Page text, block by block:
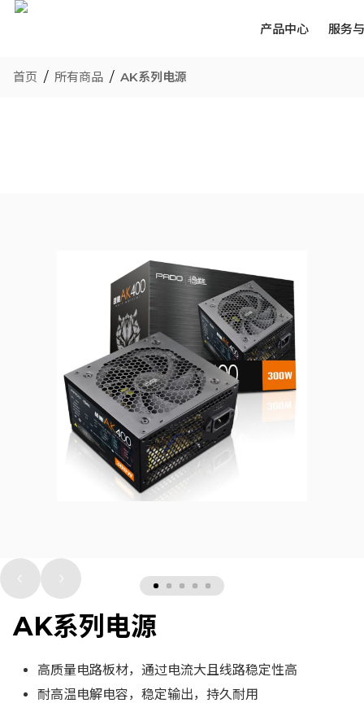
产品中心 服务
首页 / 所有商品 / AK系列电源
AK系列电源
高质量电路板材，通过电流大且线路稳定性高
耐高温电解电容，稳定输出，持久耐用